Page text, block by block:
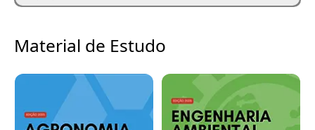
Material de Estudo